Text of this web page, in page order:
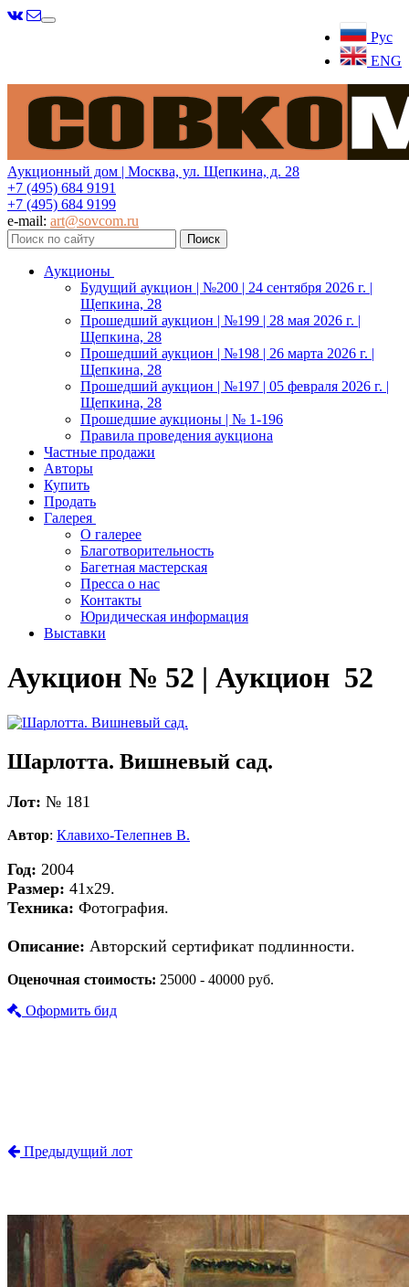
Рус
ENG
Меню
Аукционный дом | Москва, ул. Щепкина, д. 28
+7 (495) 684 9191
+7 (495) 684 9199
e-mail: art@sovcom.ru
Аукционы
Будущий аукцион | №200 | 24 сентября 2026 г. |
Щепкина, 28
Прошедший аукцион | №199 | 28 мая 2026 г. |
Щепкина, 28
Прошедший аукцион | №198 | 26 марта 2026 г. |
Щепкина, 28
Прошедший аукцион | №197 | 05 февраля 2026 г. |
Щепкина, 28
Прошедшие аукционы | № 1-196
Правила проведения аукциона
Частные продажи
Авторы
Купить
Продать
Галерея
О галерее
Благотворительность
Багетная мастерская
Пресса о нас
Контакты
Юридическая информация
Выставки
Аукцион № 52 | Аукцион 52
Шарлотта. Вишневый сад.
Лот: № 181
Автор: Клавихо-Телепнев В.
Год: 2004
Размер: 41x29.
Техника: Фотография.
Описание: Авторский сертификат подлинности.
Оценочная стоимость: 25000 - 40000 руб.
Оформить бид
Предыдущий лот